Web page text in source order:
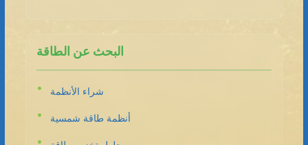
البحث عن الطاقة
شراء الأنظمة
أنظمة طاقة شمسية